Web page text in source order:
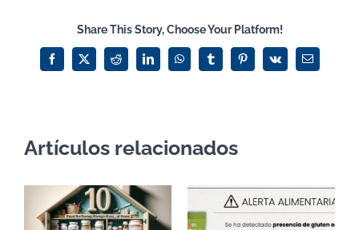
Share This Story, Choose Your Platform!
Facebook
X Reddit LinkedInWhatsAppTumblrPinterest
Vk
Correo
electrónico
Artículos relacionados